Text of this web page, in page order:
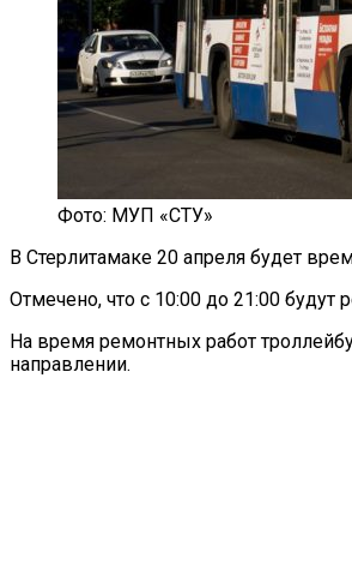
Фото: МУП «СТУ»
В Стерлитамаке 20 апреля будет
Отмечено, что с 10:00 до 21:00
На время ремонтных работ
направлении.